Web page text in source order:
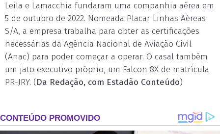
Leila e Lamacchia fundaram uma companhia aérea em
5 de outubro de 2022. Nomeada Placar Linhas Aéreas
S/A, a empresa trabalha para obter as certificações
necessárias da Agência Nacional de Aviação Civil
(Anac) para poder começar a operar. O casal também
um jato executivo próprio, um Falcon 8X de matrícula
PR-JRY. (Da Redação, com Estadão Conteúdo)